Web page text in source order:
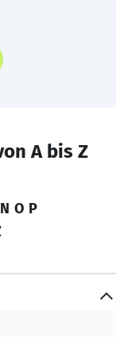
A bis Z
N O P